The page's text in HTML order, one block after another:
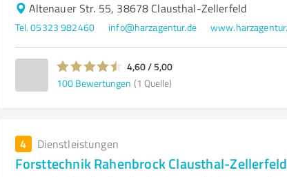
Altenauer Str. 55, 38678 Clausthal-Zellerfeld
Tel. 05323 982460 info@harzagentur.de
4,60 / 5,00
100 Bewertungen (1 Quelle)
4 Dienstleistungen
Forsttechnik Rahenbrock Clausthal-Zellerfeld